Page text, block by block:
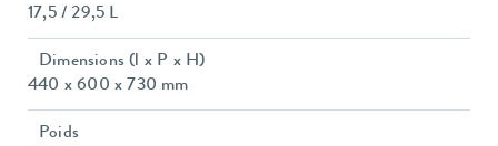
17,5 / 29,5 L
Dimensions (l x P x H)
440 x 600 x 730 mm
Poids